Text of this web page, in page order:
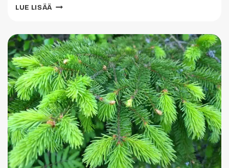
LUE LISÄÄ HAPANKAALI
VAIKKA
JOKA
PÄIVÄ